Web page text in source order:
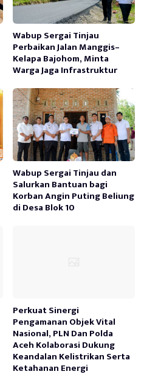
Wabup Sergai Tinjau
Perbaikan Jalan Manggis–
Kelapa Bajohom, Minta
Warga Jaga Infrastruktur
Wabup Sergai Tinjau dan
Salurkan Bantuan bagi
Korban Angin Puting Beliung
di Desa Blok 10
Perkuat Sinergi
Pengamanan Objek Vital
Nasional, PLN Dan Polda
Aceh Kolaborasi Dukung
Keandalan Kelistrikan Serta
Ketahanan Energi